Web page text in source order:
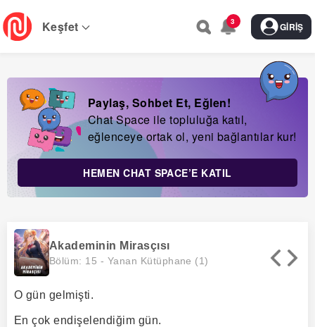
Skip
to
main
Keşfet 3 GIRIŞ
Paylaş, Sohbet Et, Eğlen!
Chat Space ile topluluğa katıl,
eğlenceye ortak ol, yeni bağlantılar kur!
HEMEN CHAT SPACE’E KATIL
Akademinin Mirasçısı
Bölüm: 15 - Yanan Kütüphane (1)
O gün gelmişti.
En çok endişelendiğim gün.